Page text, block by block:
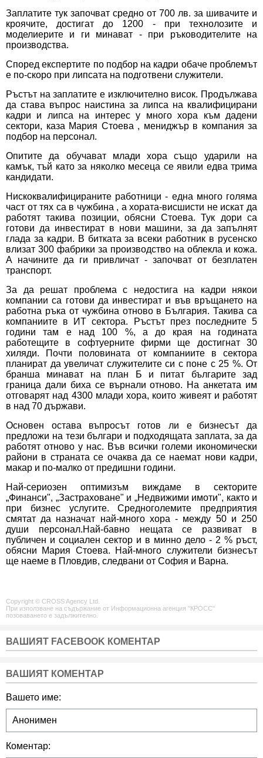
Заплатите тук започват средно от 700 лв. за шивачите и
кроячите, достигат до 1200 - при технолозите и
моделиерите и ги минават - при ръководителите на
производства.
Според експертите по подбор на кадри обаче проблемът
е по-скоро при липсата на подготвени служители.
Ръстът на заплатите е изключително висок. Продължава
да става въпрос наистина за липса на квалифицирани
кадри и липса на интерес у много хора към дадени
сектори, каза Мария Стоева , мениджър в компания за
подбор на персонал.
Опитите да обучават млади хора също ударили на
камък, тъй като за няколко месеца се явили едва трима
кандидати.
Нискоквалифицираните работници - една много голяма
част от тях са в чужбина , а хората-висшисти не искат да
работят такива позиции, обясни Стоева. Тук дори са
готови да инвестират в нови машини, за да запълнят
глада за кадри. В битката за всеки работник в русенско
влизат 300 фабрики за производство на облекла и кожа.
А начините да ги привличат - започват от безплатен
транспорт.
За да решат проблема с недостига на кадри някои
компании са готови да инвестират и във връщането на
работна ръка от чужбина отново в България. Такива са
компаниите в ИТ сектора. Ръстът през последните 5
години там е над 100 %, а до края на годината
работещите в софтуерните фирми ще достигнат 30
хиляди. Почти половината от компаниите в сектора
планират да увеличат служителите си с поне с 25 %. От
бранша минават на план Б и питат българите зад
граница дали биха се върнали отново. На анкетата им
отговарят над 4300 млади хора, които живеят и работят
в над 70 държави.
Основен остава въпросът готов ли е бизнесът да
предложи на тези българи и подходящата заплата, за да
работят отново у нас. Във всички големи икономически
райони в страната се очаква да се наемат нови кадри,
макар и по-малко от предишни години.
Най-сериозен оптимизъм виждаме в секторите
„Финанси", „Застраховане" и „Недвижими имоти", както и
при бизнес услугите. Средноголемите предприятия
смятат да назначат най-много хора - между 50 и 250
души персонал.Най-бавно нещата се развиват в
публичен и социален сектор и в минно дело - 2 % ръст,
обясни Мария Стоева. Най-много служители бизнесът
ще наеме в Пловдив, следвани от София и Варна.
Copyright © CROSS Agency Ltd.
При използване на съдържание от Информационна агенция "КРОСС"
позоваването е задължително.
ВАШИЯТ FACEBOOK КОМЕНТАР
ВАШИЯТ КОМЕНТАР
Вашето име:
Коментар: